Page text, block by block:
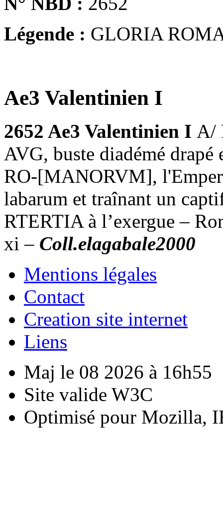
Légende : GLORIA
Ae3 Valentinien I
2652 Ae3 Valentinien I A/
AVG, buste diadémé
RO-[MANORVM],
labarum et traînant un
RTERTIA à l’exergue –
xi – Coll.elagabale2000
Mentions légales
Contact
Creation site internet
Liens
Maj le 08 2026 à 16h55
Site valide W3C
Optimisé pour Mozilla,